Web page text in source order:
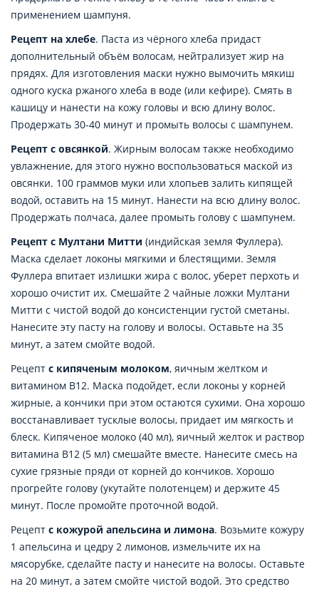
применением шампуня.
Рецепт на хлебе. Паста из чёрного хлеба придаст
дополнительный объём волосам, нейтрализует жир на
прядях. Для изготовления маски нужно вымочить мякиш
одного куска ржаного хлеба в воде (или кефире). Смять в
кашицу и нанести на кожу головы и всю длину волос.
Продержать 30-40 минут и промыть волосы с шампунем.
Рецепт с овсянкой. Жирным волосам также необходимо
увлажнение, для этого нужно воспользоваться маской из
овсянки. 100 граммов муки или хлопьев залить кипящей
водой, оставить на 15 минут. Нанести на всю длину волос.
Продержать полчаса, далее промыть голову с шампунем.
Рецепт с Мултани Митти (индийская земля Фуллера).
Маска сделает локоны мягкими и блестящими. Земля
Фуллера впитает излишки жира с волос, уберет перхоть и
хорошо очистит их. Смешайте 2 чайные ложки Мултани
Митти с чистой водой до консистенции густой сметаны.
Нанесите эту пасту на голову и волосы. Оставьте на 35
минут, а затем смойте водой.
Рецепт с кипяченым молоком, яичным желтком и
витамином B12. Маска подойдет, если локоны у корней
жирные, а кончики при этом остаются сухими. Она хорошо
восстанавливает тусклые волосы, придает им мягкость и
блеск. Кипяченое молоко (40 мл), яичный желток и раствор
витамина В12 (5 мл) смешайте вместе. Нанесите смесь на
сухие грязные пряди от корней до кончиков. Хорошо
прогрейте голову (укутайте полотенцем) и держите 45
минут. После промойте проточной водой.
Рецепт с кожурой апельсина и лимона. Возьмите кожуру
1 апельсина и цедру 2 лимонов, измельчите их на
мясорубке, сделайте пасту и нанесите на волосы. Оставьте
на 20 минут, а затем смойте чистой водой. Это средство